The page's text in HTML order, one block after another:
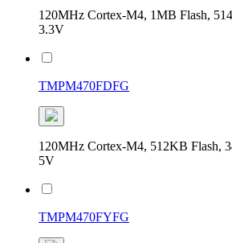
120MHz Cortex-M4, 1MB Flash,
3.3V
TMPM470FDFG
120MHz Cortex-M4, 512KB Flash,
5V
TMPM470FYFG